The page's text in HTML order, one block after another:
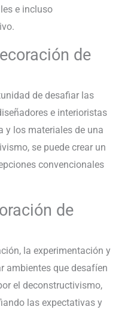
e incluso
de
de desafiar las
e interioristas
y los materiales de una
se puede crear un
convencionales
de
la experimentación y
ambientes que desafíen
el deconstructivismo,
las expectativas y